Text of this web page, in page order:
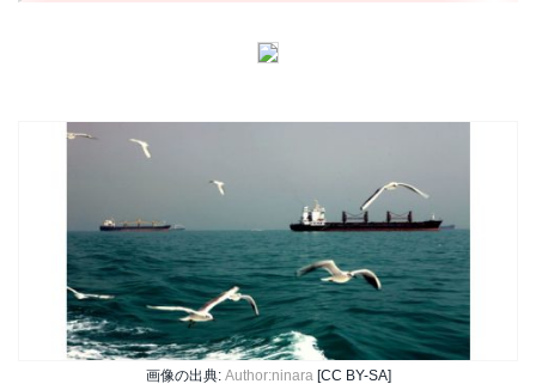
画像の出典: Author:ninara[CC BY-SA]